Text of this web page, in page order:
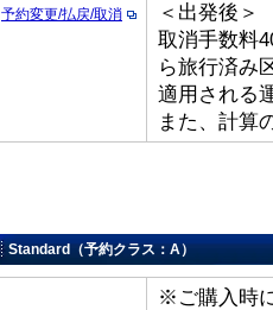
予約変更/払戻/取消
＜出発後
取消手数料
ら旅行済み
適用される
また、計算
Standard（予約クラス：A）
※ご購入時